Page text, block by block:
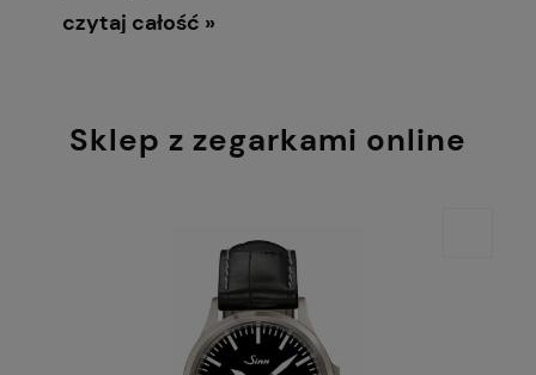
czytaj całość »
Sklep z zegarkami online